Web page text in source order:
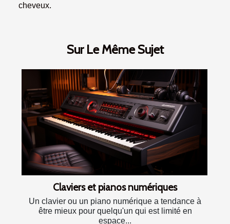
cheveux.
Sur Le Même Sujet
Claviers et pianos numériques
Un clavier ou un piano numérique a tendance à
être mieux pour quelqu'un qui est limité en
espace...